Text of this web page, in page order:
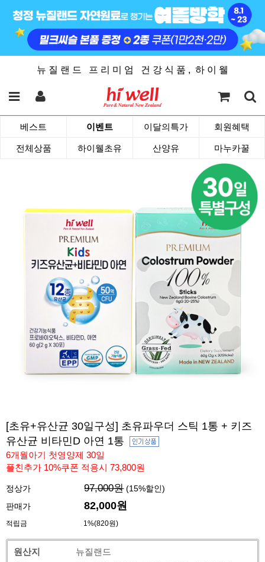
뉴 질 랜 드 프 리 미 엄 건 강 식 품 , 하 이 웰
베스트 이벤트 이달의특가 회원혜택
전체상품 하이웰초유 산양유 마누카꿀
[초유+유산균 30일구성] 초유파우더 스틱 1통 + 키즈
유산균 비타민D 아연 1통
6개월아기 첫영양제 30일
플친추가 10%쿠폰 적용시 73,800원
정상가 97,000원 (15%할인)
판매가
82,000원
적립금 1%(820원)
원산지
뉴질랜드